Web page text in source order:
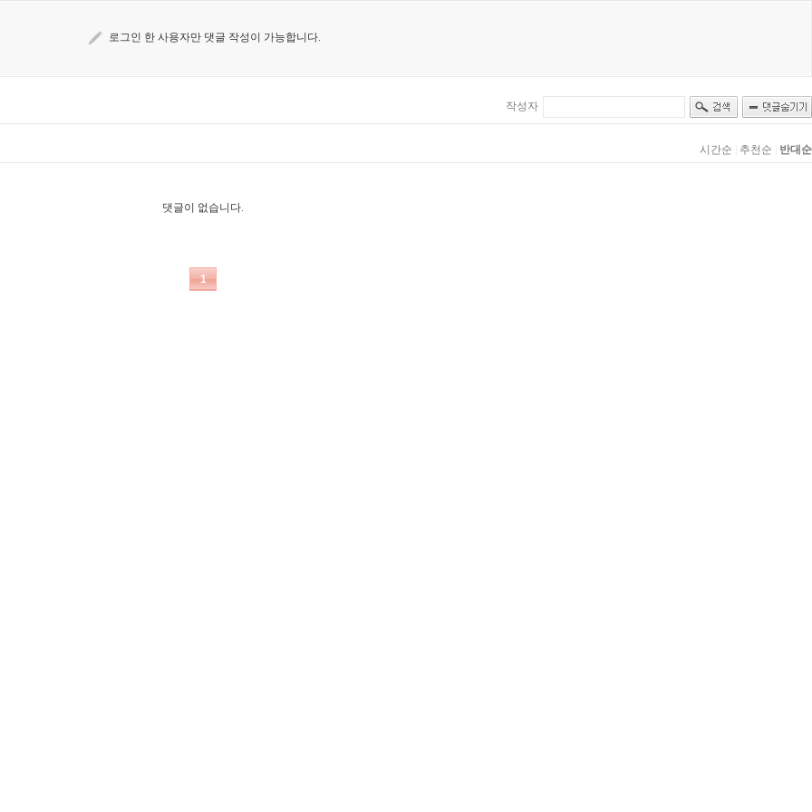
로그인 한 사용자만 댓글 작성이 가능합니다.
작성자
시간순 추천순 반대순
댓글이 없습니다.
1